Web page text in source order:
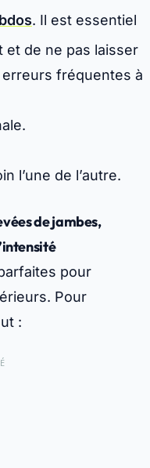
. Il est essentiel
et de ne pas laisser
erreurs fréquentes à
l’une de l’autre.
de jambes,
pour
Pour
: